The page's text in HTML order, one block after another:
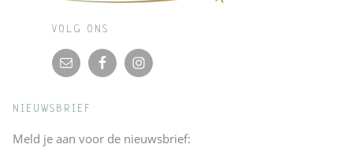
VOLG ONS
NIEUWSBRIEF
Meld je aan voor de nieuwsbrief: